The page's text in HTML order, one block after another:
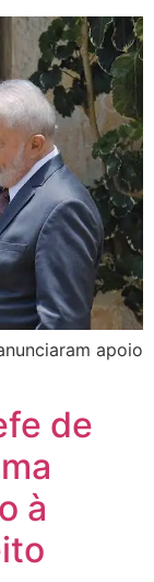
apoio
de
à